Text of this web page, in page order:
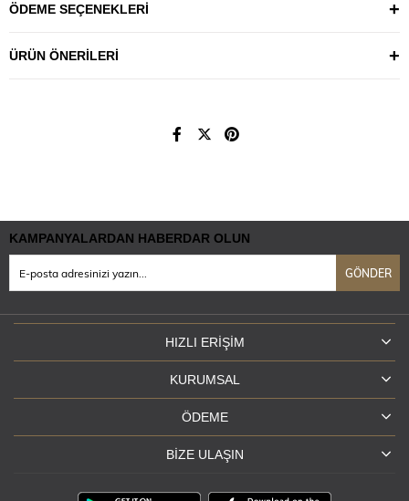
ÖDEME SEÇENEKLERI
ÜRÜN ÖNERILERI
KAMPANYALARDAN HABERDAR OLUN
GÖNDER
HIZLI ERIŞIM
KURUMSAL
ÖDEME
BIZE ULAŞIN